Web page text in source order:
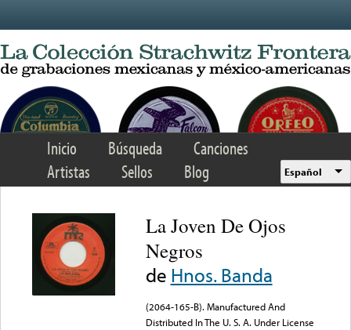
Inicio Búsqueda
Canciones
Artistas
Sellos Blog Español
La Joven De Ojos
Negros
de Hnos. Banda
(2064-165-B). Manufactured And
Distributed In The U. S. A. Under License